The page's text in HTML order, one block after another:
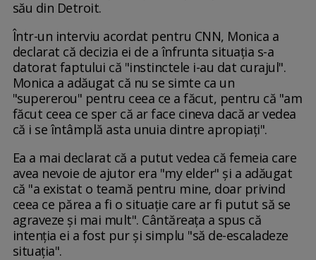
său din Detroit.
Într-un interviu acordat pentru CNN, Monica a
declarat că decizia ei de a înfrunta situația s-a
datorat faptului că "instinctele i-au dat curajul".
Monica a adăugat că nu se simte ca un
"supererou" pentru ceea ce a făcut, pentru că "am
făcut ceea ce sper că ar face cineva dacă ar vedea
că i se întâmplă asta unuia dintre apropiați".
Ea a mai declarat că a putut vedea că femeia care
avea nevoie de ajutor era "my elder" și a adăugat
că "a existat o teamă pentru mine, doar privind
ceea ce părea a fi o situație care ar fi putut să se
agraveze și mai mult". Cântăreața a spus că
intenția ei a fost pur și simplu "să de-escaladeze
situația".